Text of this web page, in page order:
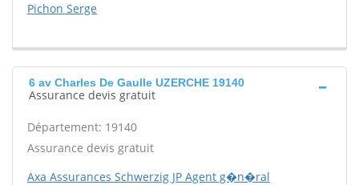
Pichon Serge
6 av Charles De Gaulle UZERCHE 19140
Assurance devis gratuit
Département: 19140
Assurance devis gratuit
Axa Assurances Schwerzig JP Agent g�n�ral